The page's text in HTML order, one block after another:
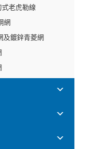
老虎勒線
網
及鍍鋅青菱網